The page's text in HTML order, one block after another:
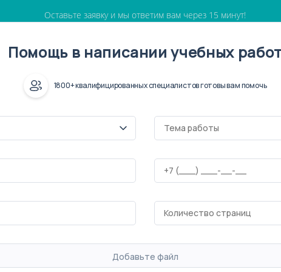
Оставьте заявку и мы ответим вам через 15 минут!
Помощь в написании учебных
1800+ квалифицированных специалистов готовы вам помочь
Добавьте файл